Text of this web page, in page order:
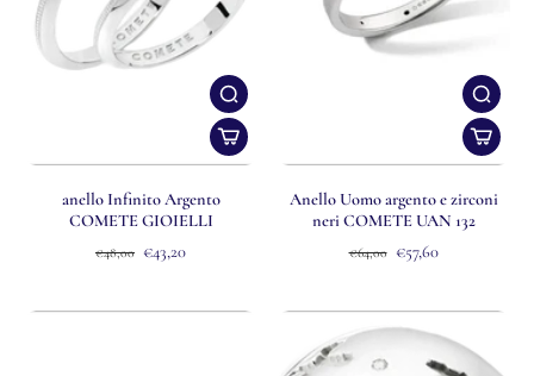
anello Infinito Argento
COMETE GIOIELLI
€48,00 €43,20
Anello Uomo argento e zirconi
neri COMETE UAN 132
€64,00 €57,60